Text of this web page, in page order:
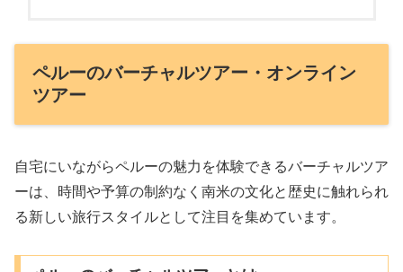
ペルーのバーチャルツアー・オンライン
ツアー
自宅にいながらペルーの魅力を体験できるバーチャルツア
ーは、時間や予算の制約なく南米の文化と歴史に触れられ
る新しい旅行スタイルとして注目を集めています。